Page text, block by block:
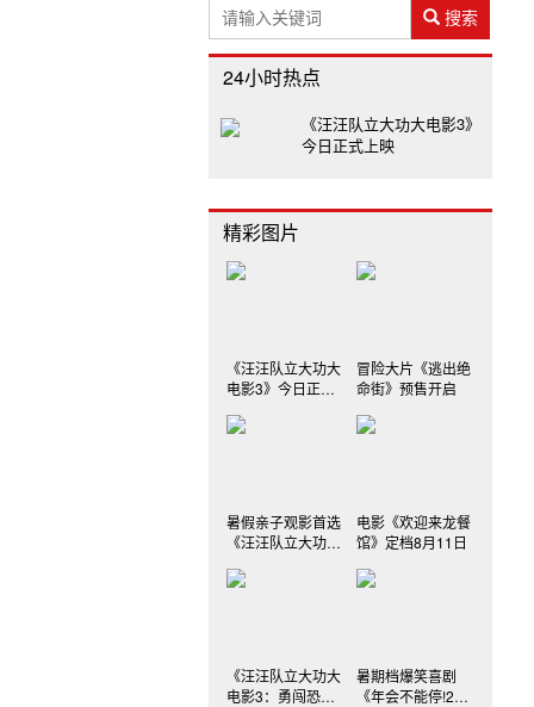
搜索
24小时热点
《汪汪队立大功大电影3》
今日正式上映
精彩图片
《汪汪队立大功大
电影3》今日正式
冒险大片《逃出绝
命街》预售开启
暑假亲子观影首选
《汪汪队立大功大
电影《欢迎来龙餐
馆》定档8月11日
《汪汪队立大功大
电影3：勇闯恐龙
暑期档爆笑喜剧
《年会不能停!2》